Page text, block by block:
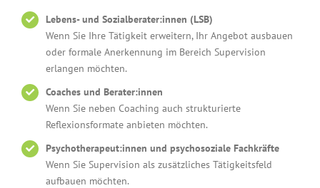
Lebens- und Sozialberater:innen (LSB)
Wenn Sie Ihre Tätigkeit erweitern, Ihr Angebot ausbauen
oder formale Anerkennung im Bereich Supervision
erlangen möchten.
Coaches und Berater:innen
Wenn Sie neben Coaching auch strukturierte
Reflexionsformate anbieten möchten.
Psychotherapeut:innen und psychosoziale Fachkräfte
Wenn Sie Supervision als zusätzliches Tätigkeitsfeld
aufbauen möchten.